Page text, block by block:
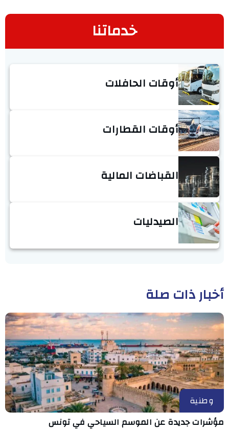
خدماتنا
أوقات الحافلات
أوقات القطارات
القباضات المالية
الصيدليات
أخبار ذات صلة
وطنية
مؤشرات جديدة عن الموسم السياحي في تونس